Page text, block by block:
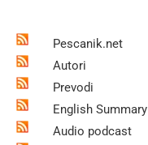
Pescanik.net
Autori
Prevodi
English Summary
Audio podcast